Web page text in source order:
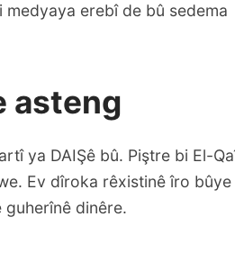
erebî de bû sedema
asteng
ya DAIŞê bû. Piştre bi El-
Ev dîroka rêxistinê îro
dinêre.